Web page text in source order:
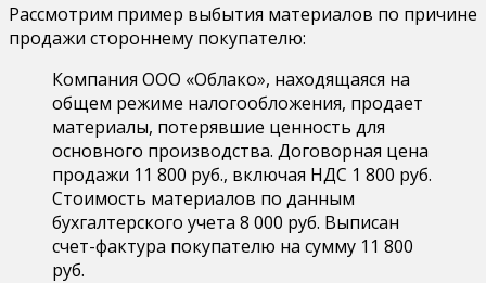
Рассмотрим пример выбытия материалов по причине
продажи стороннему покупателю:
Компания ООО «Облако», находящаяся на
общем режиме налогообложения, продает
материалы, потерявшие ценность для
основного производства. Договорная цена
продажи 11 800 руб., включая НДС 1 800 руб.
Стоимость материалов по данным
бухгалтерского учета 8 000 руб. Выписан
счет-фактура покупателю на сумму 11 800
руб.